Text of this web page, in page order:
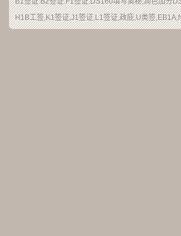
H1B工签,K1签证,J1签证,L1签证,政庇,U类签